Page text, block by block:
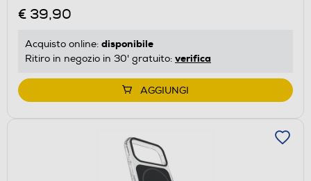
€ 39,90
Acquisto online: disponibile
Ritiro in negozio in 30' gratuito: verifica
AGGIUNGI